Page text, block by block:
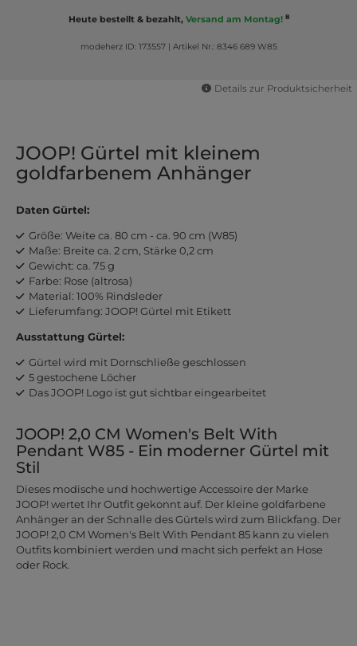
Heute bestellt & bezahlt, Versand am Montag! 8
modeherz ID: 173557| Artikel Nr.: 8346 689 W85
Details zur Produktsicherheit
JOOP! Gürtel mit kleinem
goldfarbenem Anhänger
Daten Gürtel:
Größe: Weite ca. 80 cm - ca. 90 cm (W85)
Maße: Breite ca. 2 cm, Stärke 0,2 cm
Gewicht: ca. 75 g
Farbe: Rose (altrosa)
Material: 100% Rindsleder
Lieferumfang: JOOP! Gürtel mit Etikett
Ausstattung Gürtel:
Gürtel wird mit Dornschließe geschlossen
5 gestochene Löcher
Das JOOP! Logo ist gut sichtbar eingearbeitet
JOOP! 2,0 CM Women's Belt With
Pendant W85 - Ein moderner Gürtel mit
Stil
Dieses modische und hochwertige Accessoire der Marke
JOOP! wertet Ihr Outfit gekonnt auf. Der kleine goldfarbene
Anhänger an der Schnalle des Gürtels wird zum Blickfang. Der
JOOP! 2,0 CM Women's Belt With Pendant 85 kann zu vielen
Outfits kombiniert werden und macht sich perfekt an Hose
oder Rock.